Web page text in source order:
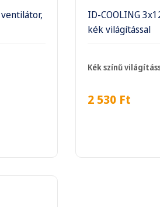
ID-COOLING
kék világítással
Kék színű
2 530 Ft